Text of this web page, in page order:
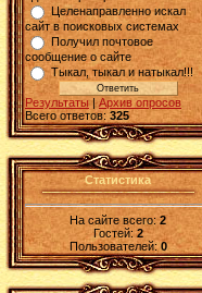
Целенаправленно искал
сайт в поисковых системах
Получил почтовое
сообщение о сайте
Тыкал, тыкал и натыкал!!!
Результаты |Архив опросов
Всего ответов: 325
Статистика
На сайте всего:2
Гостей:2
Пользователей: 0